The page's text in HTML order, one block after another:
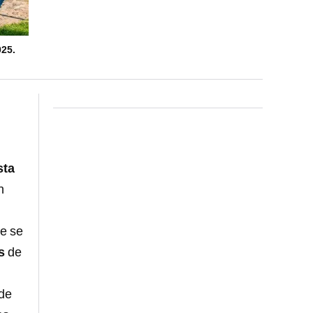
se
de